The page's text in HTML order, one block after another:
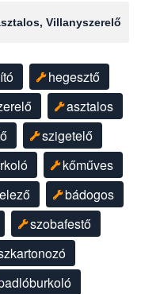
Villanyszerelő
hegesztő
asztalos
szigetelő
kőműves
bádogos
szobafestő